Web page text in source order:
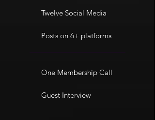
Twelve Social Media
Posts on 6+ platforms
One Membership Call
Guest Interview